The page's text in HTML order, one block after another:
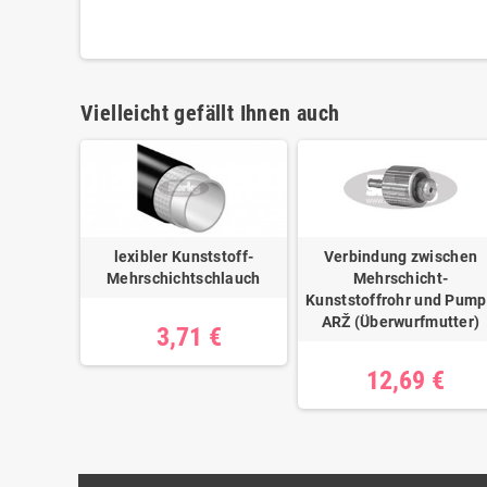
Vielleicht gefällt Ihnen auch
lexibler Kunststoff-
Mehrschichtschlauch
3,71 €
Verbindung zwischen
Mehrschicht-
Kunststoffrohr und
ARŽ (Überwurfmutter)
12,69 €